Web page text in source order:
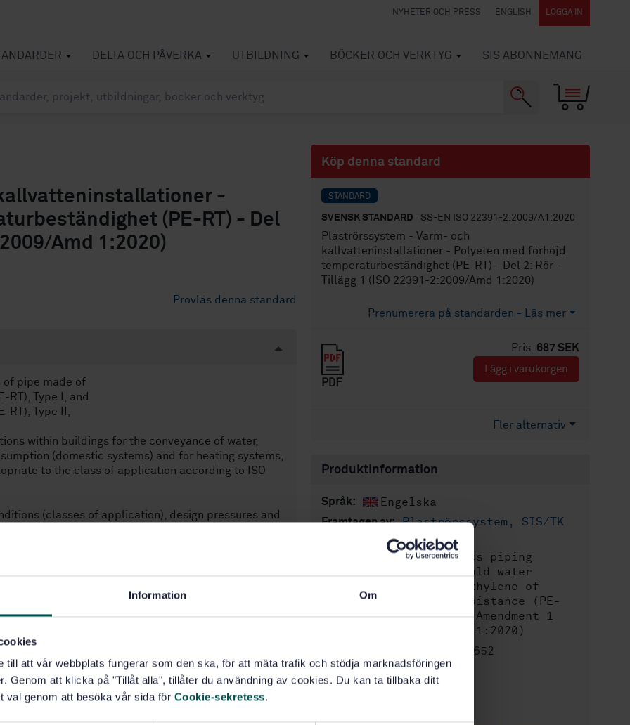
Information Om
till att vår webbplats fungerar som den ska, för att mäta trafik och stödja marknadsföringen
Genom att klicka på "Tillåt alla", tillåter du användning av cookies. Du kan ta tillbaka ditt
val genom att besöka vår sida för Cookie-sekretess.
NYHETER OCH PRESS ENGLISH LOGGA IN
DELTA OCH PÅVERKA UTBILDNING BÖCKER OCH VERKTYG SIS ABONNEMANG
-
(PE-RT) - Del
Amd 1:2020)
Provläs denna standard
of pipe made of
RT), Type I, and
Type II,
within buildings for the conveyance of water,
(domestic systems) and for heating systems,
to the class of application according to ISO
(classes of application), design pressures and
and test methods. In conjunction with the
fittings, their joints, and to joints having
non-plastics materials, respectively, used for hot
or layers.
design temperature or malfunction
1.
to make the appropriate selections from these
and any relevant national regulations and
Köp denna standard
STANDARD
SVENSK STANDARD · SS-EN ISO 22391-2:2009/A1:2020
Plaströrssystem - Varm- och
kallvatteninstallationer - Polyeten med förhöjd
temperaturbeständighet (PE-RT) - Del 2: Rör -
Tillägg 1 (ISO 22391-2:2009/Amd 1:2020)
Prenumerera på standarden - Läs mer
Pris: 687 SEK
PDF
Lägg i varukorgen
Fler alternativ
Produktinformation
Språk: Engelska
Framtagen av:
Plaströrssystem, SIS/TK
Internationell titel:Plastics piping
systems for hot and cold water
installations - Polyethylene of
raised temperature resistance (PE-
RT) - Part 2: Pipes - Amendment 1
(ISO 22391-2:2009/Amd 1:2020)
STD-80026652
Utgåva: 1